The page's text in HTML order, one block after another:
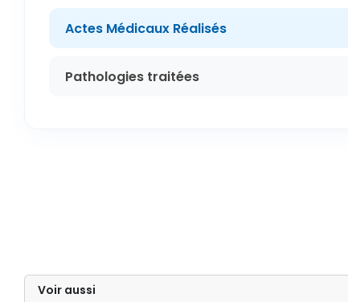
Actes Médicaux Réalisés
Pathologies traitées
Voir aussi